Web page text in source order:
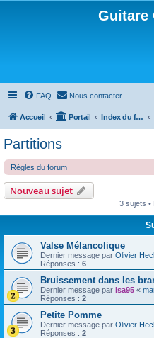
Guitare
FAQ Nous contacter
Accueil Portail Index du forum
Partitions
Règles du forum
Nouveau sujet
3 sujets •
Valse Mélancolique
Dernier message par Olivier
Réponses : 6
Bruissement dans les
Dernier message par isa95 «
Réponses : 2
Petite Pomme
Dernier message par Olivier
Réponses : 2